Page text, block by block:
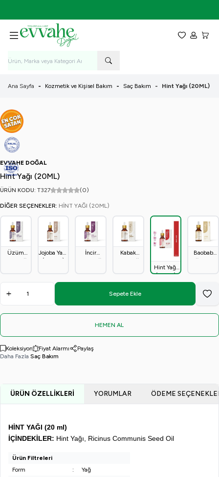
Favorilerim
Hesabım
Ana Sayfa - Kozmetik ve Kişisel Bakım - Saç Bakım - Hint Yağı (20ML)
EVVAHE DOĞAL
Hint Yağı (20ML)
ÜRÜN KODU: T327 (0)
DIĞER SEÇENEKLER: HINT YAĞI (20ML)
Üzüm
Çekirdeği
Jojoba Yağı
(20 ml.)
İncir
Çekirdeği
Kabak
Çekirdeği
Hint Yağı
(20ML)
Baobab
Yağı 20ml
Sepete Ekle
HEMEN AL
Koleksiyon Fiyat Alarmı
Paylaş
Daha Fazla Saç Bakım
ÜRÜN ÖZELLIKLERI YORUMLAR ÖDEME
HİNT YAĞI (20 ml)
İÇİNDEKİLER: Hint Yağı, Ricinus Communis Seed Oil
Ürün Filtreleri
Form
:
Yağ